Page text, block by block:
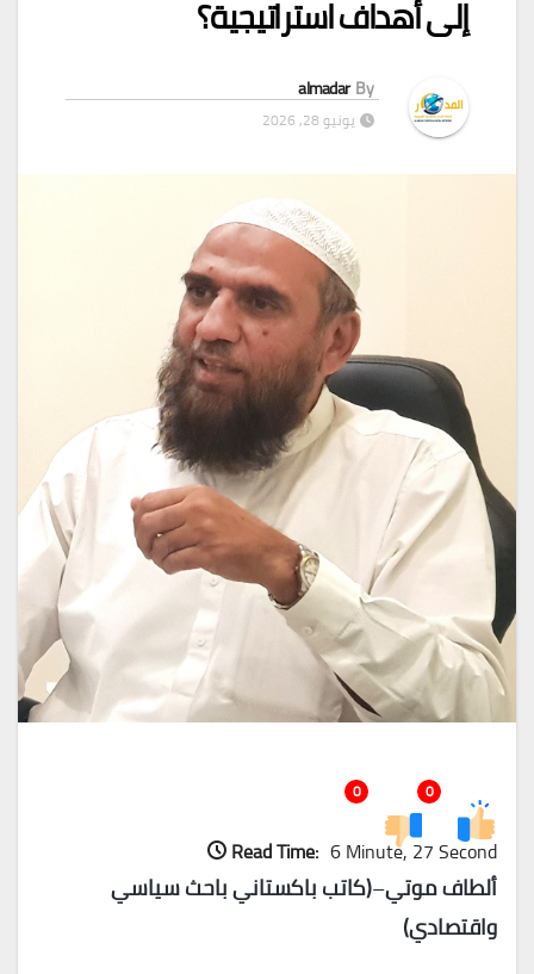
إلى أهداف استراتيجية؟
By
almadar
يونيو 28, 2026
0
0
Read Time: 6 Minute, 27 Second
ألطاف موتي–(كاتب باكستاني باحث سياسي
واقتصادي)